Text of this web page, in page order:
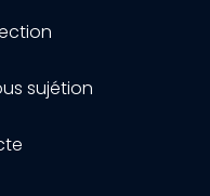
sujétion